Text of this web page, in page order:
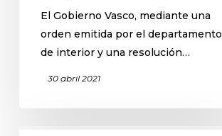
El Gobierno Vasco, mediante una
orden emitida por el departamento
de interior y una resolución…
30 abril 2021